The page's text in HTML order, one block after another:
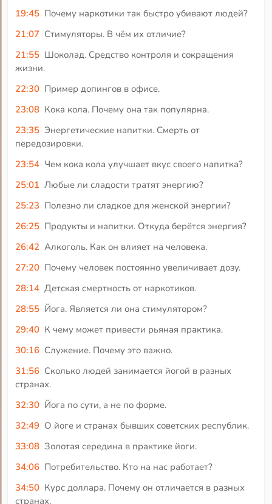
19:45 Почему наркотики так быстро убивают людей?
21:07 Стимуляторы. В чём их отличие?
21:55 Шоколад. Средство контроля и сокращения
жизни.
22:30 Пример допингов в офисе.
23:08 Кока кола. Почему она так популярна.
23:35 Энергетические напитки. Смерть от
передозировки.
23:54 Чем кока кола улучшает вкус своего напитка?
25:01 Любые ли сладости тратят энергию?
25:23 Полезно ли сладкое для женской энергии?
26:25 Продукты и напитки. Откуда берётся энергия?
26:42 Алкоголь. Как он влияет на человека.
27:20 Почему человек постоянно увеличивает дозу.
28:14 Детская смертность от наркотиков.
28:55 Йога. Является ли она стимулятором?
29:40 К чему может привести рьяная практика.
30:16 Служение. Почему это важно.
31:56 Сколько людей занимается йогой в разных
странах.
32:30 Йога по сути, а не по форме.
32:49 О йоге и странах бывших советских республик.
33:08 Золотая середина в практике йоги.
34:06 Потребительство. Кто на нас работает?
34:50 Курс доллара. Почему он отличается в разных
странах.